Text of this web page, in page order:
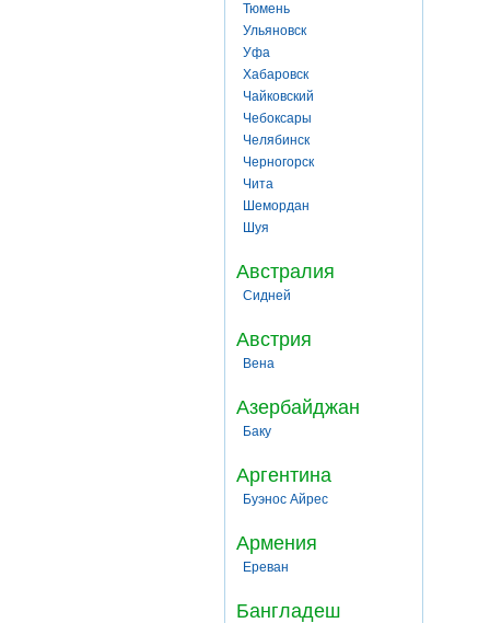
Тюмень
Ульяновск
Уфа
Хабаровск
Чайковский
Чебоксары
Челябинск
Черногорск
Чита
Шемордан
Шуя
Австралия
Сидней
Австрия
Вена
Азербайджан
Баку
Аргентина
Буэнос Айрес
Армения
Ереван
Бангладеш